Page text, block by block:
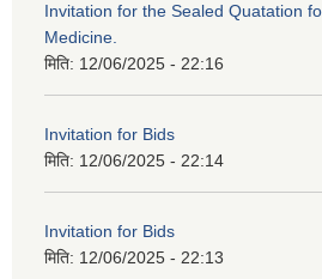
Invitation for the Sealed Quatation
Medicine.
मिति: 12/06/2025 - 22:16
Invitation for Bids
मिति: 12/06/2025 - 22:14
Invitation for Bids
मिति: 12/06/2025 - 22:13